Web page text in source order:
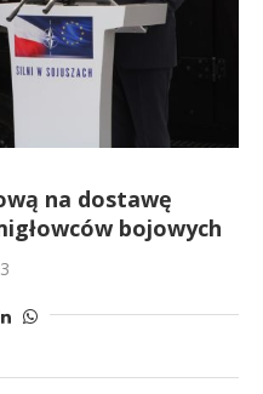
na dostawę
bojowych